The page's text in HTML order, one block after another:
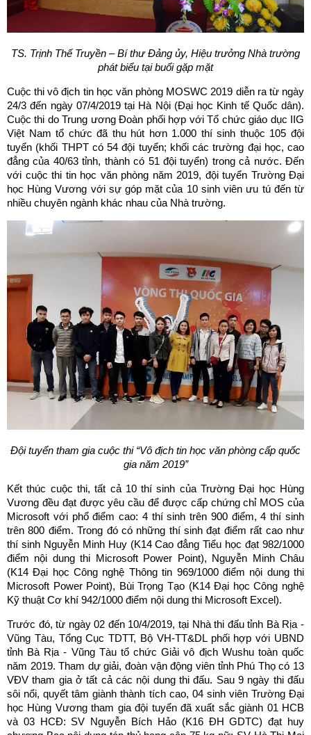
TS. Trịnh Thế Truyền – Bí thư Đảng ủy, Hiệu trưởng Nhà trường
phát biểu tại buổi gặp mặt
Cuộc thi vô địch tin học văn phòng MOSWC 2019 diễn ra từ ngày
24/3 đến ngày 07/4/2019 tại Hà Nội (Đại học Kinh tế Quốc dân).
Cuộc thi do Trung ương Đoàn phối hợp với Tổ chức giáo dục IIG
Việt Nam tổ chức đã thu hút hơn 1.000 thí sinh thuộc 105 đội
tuyển (khối THPT có 54 đội tuyển; khối các trường đại học, cao
đẳng của 40/63 tỉnh, thành có 51 đội tuyển) trong cả nước. Đến
với cuộc thi tin học văn phòng năm 2019, đội tuyển Trường Đại
học Hùng Vương với sự góp mặt của 10 sinh viên ưu tú đến từ
nhiều chuyên ngành khác nhau của Nhà trường.
Đội tuyển tham gia cuộc thi “Vô địch tin học văn phòng cấp quốc
gia năm 2019”
Kết thúc cuộc thi, tất cả 10 thí sinh của Trường Đại học Hùng
Vương đều đạt được yêu cầu để được cấp chứng chỉ MOS của
Microsoft với phổ điểm cao: 4 thí sinh trên 900 điểm, 4 thí sinh
trên 800 điểm. Trong đó có những thí sinh đạt điểm rất cao như
thí sinh Nguyễn Minh Huy (K14 Cao đẳng Tiểu học đạt 982/1000
điểm nội dung thi Microsoft Power Point), Nguyễn Minh Châu
(K14 Đại học Công nghệ Thông tin 969/1000 điểm nội dung thi
Microsoft Power Point), Bùi Trọng Tạo (K14 Đại học Công nghệ
Kỹ thuật Cơ khí 942/1000 điểm nội dung thi Microsoft Excel).
Trước đó, từ ngày 02 đến 10/4/2019, tại Nhà thi đấu tỉnh Bà Rịa -
Vũng Tàu, Tổng Cục TDTT, Bộ VH-TT&DL phối hợp với UBND
tỉnh Bà Rịa - Vũng Tàu tổ chức Giải vô địch Wushu toàn quốc
năm 2019. Tham dự giải, đoàn vận động viên tỉnh Phú Thọ có 13
VĐV tham gia ở tất cả các nội dung thi đấu. Sau 9 ngày thi đấu
sôi nổi, quyết tâm giành thành tích cao, 04 sinh viên Trường Đại
học Hùng Vương tham gia đội tuyển đã xuất sắc giành 01 HCB
và 03 HCĐ: SV Nguyễn Bích Hảo (K16 ĐH GDTC) đạt huy